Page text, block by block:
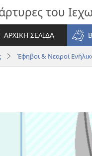
του
ΑΡΧΙΚΗ ΣΕΛΙΔΑ
Έφηβοι & Νεαροί